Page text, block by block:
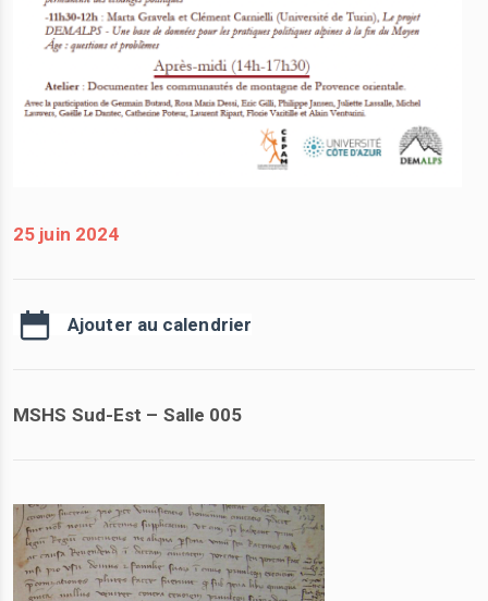
25 juin 2024
Ajouter au calendrier
MSHS Sud-Est – Salle 005